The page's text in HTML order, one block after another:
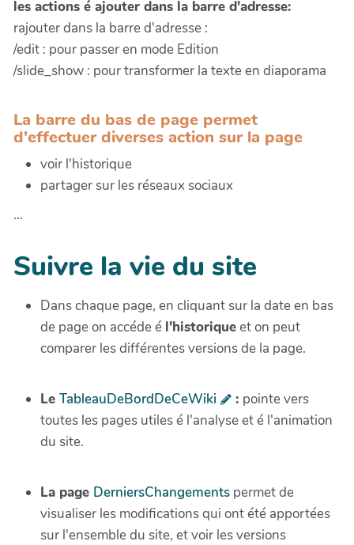
les actions é ajouter dans la barre d'adresse:
rajouter dans la barre d'adresse :
/edit : pour passer en mode Edition
/slide_show : pour transformer la texte en diaporama
La barre du bas de page permet
d'effectuer diverses action sur la page
voir l'historique
partager sur les réseaux sociaux
...
Suivre la vie du site
Dans chaque page, en cliquant sur la date en bas
de page on accéde é l'historiqueet on peut
comparer les différentes versions de la page.
Le TableauDeBordDeCeWiki : pointe vers
toutes les pages utiles é l'analyse et é l'animation
du site.
La page DerniersChangements permet de
visualiser les modifications qui ont été apportées
sur l'ensemble du site, et voir les versions